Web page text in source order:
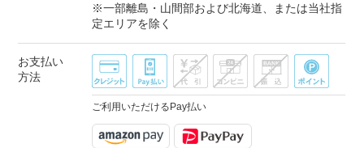
※一部離島・山間部および北海道、または当社指
定エリアを除く
お支払い
方法
ご利用いただけるPay払い